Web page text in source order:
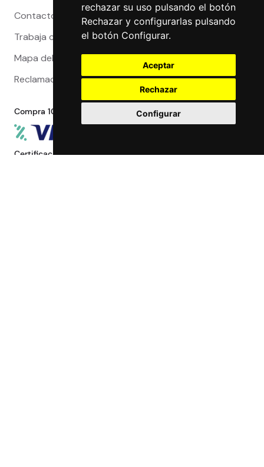
rechazar su uso pulsando el botón
Rechazar y configurarlas pulsando
el botón Configurar.
Aceptar
Rechazar
Configurar
Contacto
Trabaja con nosotros
Mapa del sitio
Reclamaciones
Compra 100% segura
Certificaciones